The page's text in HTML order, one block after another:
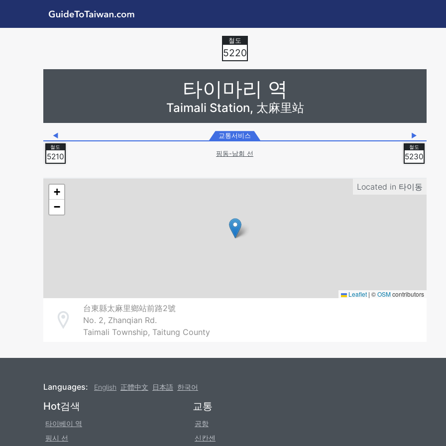
GuideToTaiwan.com
5220
타이마리 역
Taimali Station, 太麻里站
◀ 교통서비스 ▶
5210 핑동-남회 선 5230
Located in 타이동
+
−
Leaflet | ©OSMcontributors
Address
台東縣太麻里鄉站前路2號
No. 2, Zhanqian Rd.
Taimali Township, Taitung County
Languages: English 正體中文 日本語 한국어
Footer
Hot검색
타이베이 역
핑시 선
교통
공항
신칸센